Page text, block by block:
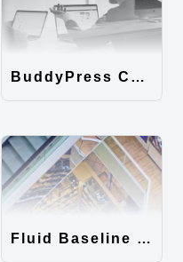
BuddyPress Colours主题汉化包
Fluid Baseline Grid主题汉化包